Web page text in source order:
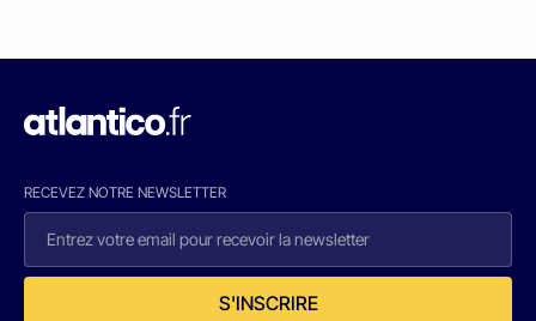
RECEVEZ NOTRE NEWSLETTER
S'INSCRIRE